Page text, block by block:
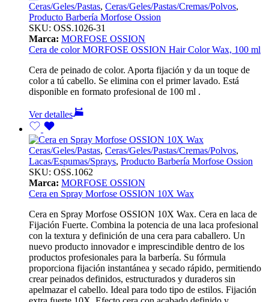
Ceras/Geles/Pastas, Ceras/Geles/Pastas/Cremas/Polvos,
Producto Barbería Morfose Ossion
SKU: OSS.1026-31
Marca: MORFOSE OSSION
Cera de color MORFOSE OSSION Hair Color Wax, 100 ml
Cera de peinado de color. Aporta fijación y da un toque de
color a tú cabello. Se elimina con el primer lavado. Está
disponible en formato profesional de 100 ml .
Ver detalles
Ceras/Geles/Pastas, Ceras/Geles/Pastas/Cremas/Polvos,
Lacas/Espumas/Sprays, Producto Barbería Morfose Ossion
SKU: OSS.1062
Marca: MORFOSE OSSION
Cera en Spray Morfose OSSION 10X Wax
Cera en Spray Morfose OSSION 10X Wax. Cera en laca de
Fijación Fuerte. Combina la potencia de una laca profesional
con la textura y definición de una cera para caballero. Un
nuevo producto innovador e imprescindible dentro de los
productos profesionales para la barbería. Su fórmula
proporciona fijación instantánea y secado rápido, permitiendo
crear peinados definidos, estructurados y duraderos sin
apelmazar el cabello. Ideal para todo tipo de estilos. Fijación